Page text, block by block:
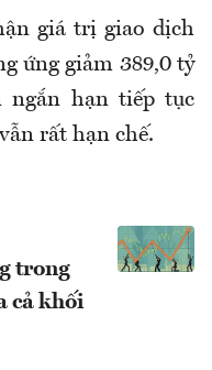
giá trị giao dịch
ứng giảm 389,0 tỷ
ngắn hạn tiếp tục
rất hạn chế.
trong
cả khối